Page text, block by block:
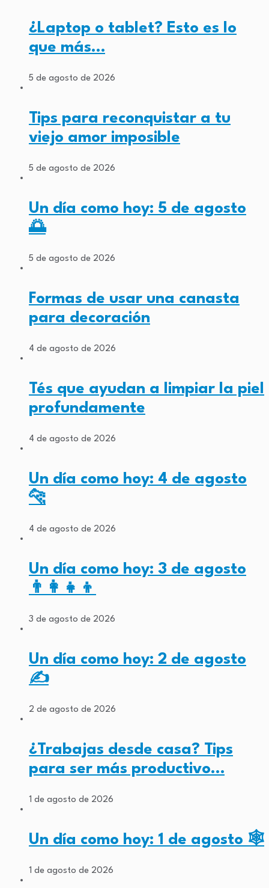
¿Laptop o tablet? Esto es lo
que más…
5 de agosto de 2026
Tips para reconquistar a tu
viejo amor imposible
5 de agosto de 2026
Un día como hoy: 5 de agosto
🌅
5 de agosto de 2026
Formas de usar una canasta
para decoración
4 de agosto de 2026
Tés que ayudan a limpiar la piel
profundamente
4 de agosto de 2026
Un día como hoy: 4 de agosto
🐆
4 de agosto de 2026
Un día como hoy: 3 de agosto
👨‍👩‍👧‍👦
3 de agosto de 2026
Un día como hoy: 2 de agosto
✍️
2 de agosto de 2026
¿Trabajas desde casa? Tips
para ser más productivo…
1 de agosto de 2026
Un día como hoy: 1 de agosto 🕸️
1 de agosto de 2026